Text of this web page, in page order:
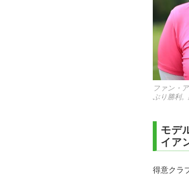
ファン・
ぶり勝利
モデ
イア
得意クラ